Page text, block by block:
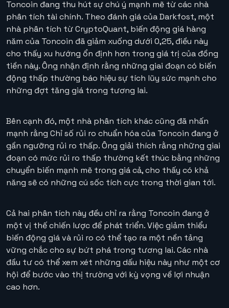
Toncoin đang thu hút sự chú ý mạnh mẽ từ các nhà
phân tích tài chính. Theo đánh giá của Darkfost, một
nhà phân tích từ CryptoQuant, biến động giá hàng
năm của Toncoin đã giảm xuống dưới 0,25, điều này
cho thấy xu hướng ổn định hơn trong giá trị của đồng
tiền này. Ông nhận định rằng những giai đoạn có biến
động thấp thường báo hiệu sự tích lũy sức mạnh cho
những đợt tăng giá trong tương lai.
Bên cạnh đó, một nhà phân tích khác cũng đã nhấn
mạnh rằng Chỉ số rủi ro chuẩn hóa của Toncoin đang ở
gần ngưỡng rủi ro thấp. Ông giải thích rằng những giai
đoạn có mức rủi ro thấp thường kết thúc bằng những
chuyển biến mạnh mẽ trong giá cả, cho thấy có khả
năng sẽ có những cú sốc tích cực trong thời gian tới.
Cả hai phân tích này đều chỉ ra rằng Toncoin đang ở
một vị thế chiến lược để phát triển. Việc giảm thiểu
biến động giá và rủi ro có thể tạo ra một nền tảng
vững chắc cho sự bứt phá trong tương lai. Các nhà
đầu tư có thể xem xét những dấu hiệu này như một cơ
hội để bước vào thị trường với kỳ vọng về lợi nhuận
cao hơn.